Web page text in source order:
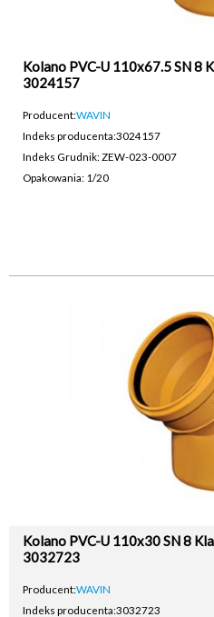
Kolano PVC-U 110x67.5 SN 8
3024157
Producent:WAVIN
Indeks producenta:3024157
Indeks Grudnik: ZEW-023-0007
Opakowania: 1/20
Kolano PVC-U 110x30 SN 8
3032723
Producent:WAVIN
Indeks producenta:3032723